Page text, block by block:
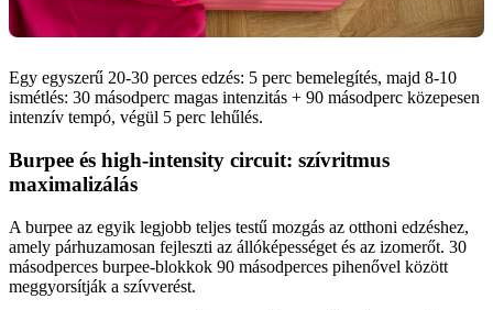
Egy egyszerű 20-30 perces edzés: 5 perc bemelegítés, majd 8-10
ismétlés: 30 másodperc magas intenzitás + 90 másodperc közepesen
intenzív tempó, végül 5 perc lehűlés.
Burpee és high-intensity circuit: szívritmus
maximalizálás
A burpee az egyik legjobb teljes testű mozgás az otthoni edzéshez,
amely párhuzamosan fejleszti az állóképességet és az izomerőt. 30
másodperces burpee-blokkok 90 másodperces pihenővel között
meggyorsítják a szívverést.